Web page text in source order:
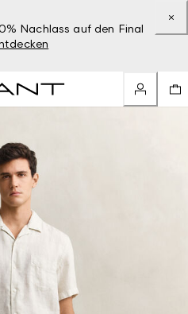
Nachlass auf den Final